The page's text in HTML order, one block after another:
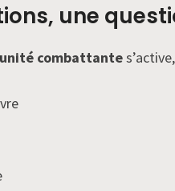
une
unité combattante